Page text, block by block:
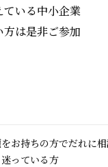
いる中小企業
は是非ご参加
お持ちの方でだれに
っている方